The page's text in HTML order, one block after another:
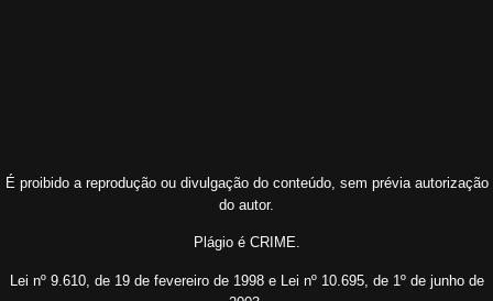
É proibido a reprodução ou divulgação do conteúdo, sem prévia autorização
do autor.
Plágio é CRIME.
Lei nº 9.610, de 19 de fevereiro de 1998 e Lei nº 10.695, de 1º de junho de